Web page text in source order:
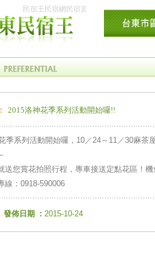
民宿王民宿網民宿資訊網台東花東花蓮
2015洛神花季系列活動開始囉!!
季系列活動開始囉，10／24～11／30麻茶
送您賞花拍照行程，專車接送定點花區！機
線：0918-590006
發佈日期 ： 2015-10-24